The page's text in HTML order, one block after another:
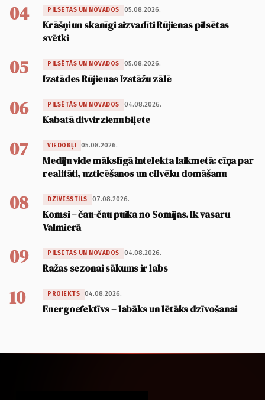
04 PILSĒTĀS UN NOVADOS 05.08.2026.
Krāšņi un skanīgi aizvadīti Rūjienas pilsētas
svētki
05 PILSĒTĀS UN NOVADOS 05.08.2026.
Izstādes Rūjienas Izstāžu zālē
06 PILSĒTĀS UN NOVADOS 04.08.2026.
Kabatā divvirzienu biļete
07 VIEDOKĻI 05.08.2026.
Mediju vide mākslīgā intelekta laikmetā: cīņa par
realitāti, uzticēšanos un cilvēku domāšanu
08 DZĪVESSTILS 07.08.2026.
Komsi – čau-čau puika no Somijas. Ik vasaru
Valmierā
09 PILSĒTĀS UN NOVADOS 04.08.2026.
Ražas sezonai sākums ir labs
10 PROJEKTS 04.08.2026.
Energoefektīvs – labāks un lētāks dzīvošanai